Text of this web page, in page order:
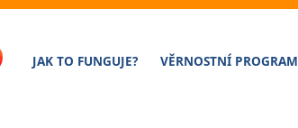
JAK TO FUNGUJE? VĚRNOSTNÍ PROGRAM